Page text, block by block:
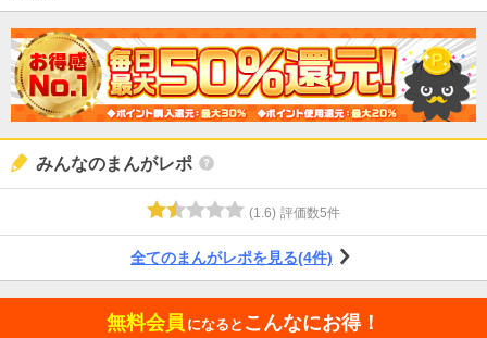
みんなのまんがレポ
(1.6) 評価数5件
全てのまんがレポを見る(4件)
無料会員 になると こんなにお得！